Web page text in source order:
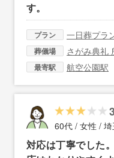
す。
プラン 一日葬プラ
葬儀場 さがみ典礼
最寄駅 航空公園駅
60代 / 女性 /
対応は丁寧でした